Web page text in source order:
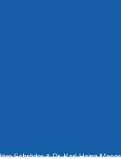
Schröder & Dr. Karl-Heinz Moser